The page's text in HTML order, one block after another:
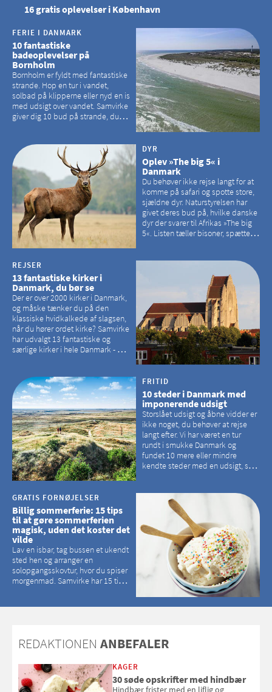
16 gratis oplevelser i København
FERIE I DANMARK
10 fantastiske
badeoplevelser på
Bornholm
Bornholm er fyldt med fantastiske
strande. Hop en tur i vandet,
solbad på klipperne eller nyd en is
med udsigt over vandet. Samvirke
giver dig 10 bud på strande, du
DYR
Oplev »The big 5« i
Danmark
Du behøver ikke rejse langt for at
komme på safari og spotte store,
sjældne dyr. Naturstyrelsen har
givet deres bud på, hvilke danske
dyr der svarer til Afrikas »The big
5«. Listen tæller bisoner, spættede
REJSER
13 fantastiske kirker i
Danmark, du bør se
Der er over 2000 kirker i Danmark,
og måske tænker du på den
klassiske hvidkalkede af slagsen,
når du hører ordet kirke? Samvirke
har udvalgt 13 fantastiske og
særlige kirker i hele Danmark - og
hvilke kirker, der er en omvej værd
FRITID
10 steder i Danmark med
imponerende udsigt
Storslået udsigt og åbne vidder er
ikke noget, du behøver at rejse
langt efter. Vi har været en tur
rundt i smukke Danmark og
fundet 10 mere eller mindre
kendte steder med en udsigt, som
GRATIS FORNØJELSER
Billig sommerferie: 15 tips
til at gøre sommerferien
magisk, uden det koster det
vilde
Lav en isbar, tag bussen et ukendt
sted hen og arranger en
solopgangsskovtur, hvor du spiser
morgenmad. Samvirke har 15 tips
REDAKTIONEN ANBEFALER
KAGER
30 søde opskrifter med hindbær
Hindbær frister med en liflig og